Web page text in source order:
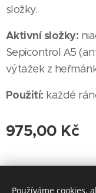
složky.
Aktivní složky:
Sepicontrol А5
výtažek z
Použití: každé
975,00 Kč
© 2023 Delicate
Používáme cookies,